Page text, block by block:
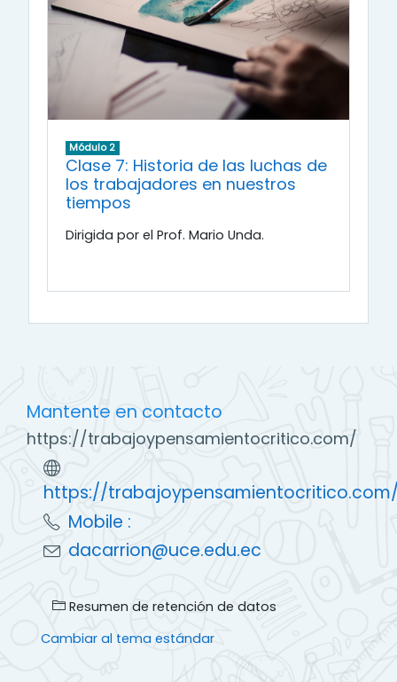
Módulo 2
Clase 7: Historia de las luchas de
los trabajadores en nuestros
tiempos
Dirigida por el Prof. Mario Unda.
Mantente en contacto
https://trabajoypensamientocritico.com/
https://
Mobile :
dacarrion@uce.edu.ec
Resumen de retención de datos
Cambiar al tema estándar